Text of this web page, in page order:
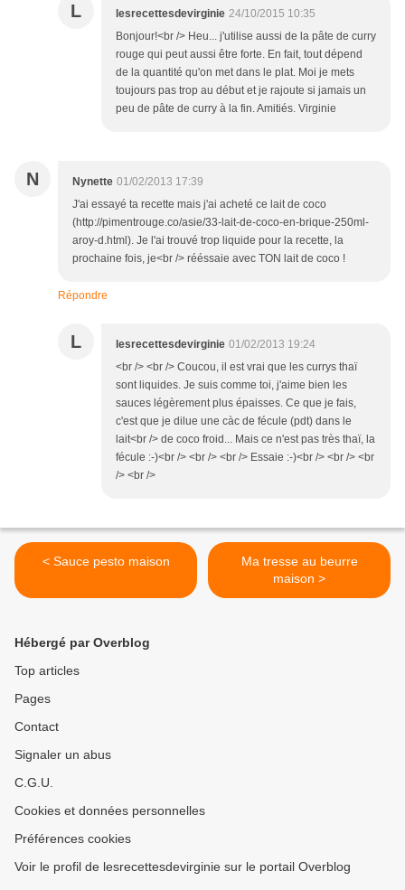
L lesrecettesdevirginie 24/10/2015 10:35
Bonjour!<br /> Heu... j'utilise aussi de la pâte de curry
rouge qui peut aussi être forte. En fait, tout dépend
de la quantité qu'on met dans le plat. Moi je mets
toujours pas trop au début et je rajoute si jamais un
peu de pâte de curry à la fin. Amitiés. Virginie
N Nynette 01/02/2013 17:39
J'ai essayé ta recette mais j'ai acheté ce lait de coco
(http://pimentrouge.co/asie/33-lait-de-coco-en-brique-250ml-
aroy-d.html). Je l'ai trouvé trop liquide pour la recette, la
prochaine fois, je<br /> rééssaie avec TON lait de coco !
Répondre
L lesrecettesdevirginie 01/02/2013 19:24
<br /> <br /> Coucou, il est vrai que les currys thaï
sont liquides. Je suis comme toi, j'aime bien les
sauces légèrement plus épaisses. Ce que je fais,
c'est que je dilue une càc de fécule (pdt) dans le
lait<br /> de coco froid... Mais ce n'est pas très thaï, la
fécule :-)<br /> <br /> <br /> Essaie :-)<br /> <br /> <br
/> <br />
< Sauce pesto maison
Ma tresse au beurre
maison >
Hébergé par Overblog
Top articles
Pages
Contact
Signaler un abus
C.G.U.
Cookies et données personnelles
Préférences cookies
Voir le profil de lesrecettesdevirginie sur le portail Overblog